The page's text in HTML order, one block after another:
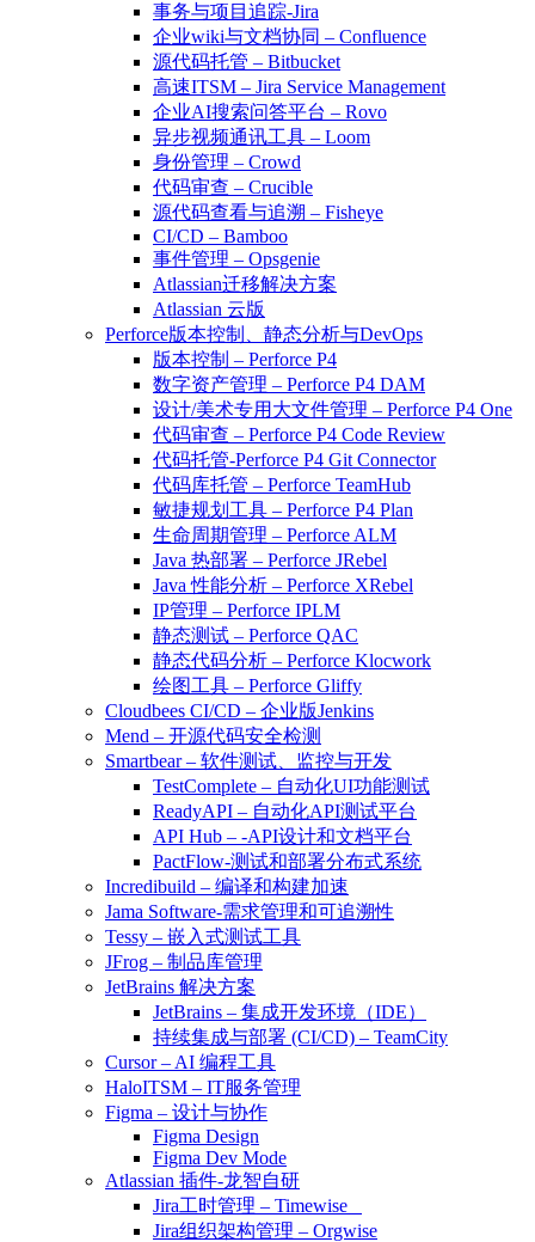
事务与项目追踪-Jira
企业wiki与文档协同 – Confluence
源代码托管 – Bitbucket
高速ITSM – Jira Service Management
企业AI搜索问答平台 – Rovo
异步视频通讯工具 – Loom
身份管理 – Crowd
代码审查 – Crucible
源代码查看与追溯 – Fisheye
CI/CD – Bamboo
事件管理 – Opsgenie
Atlassian迁移解决方案
Atlassian 云版
Perforce版本控制、静态分析与DevOps
版本控制 – Perforce P4
数字资产管理 – Perforce P4 DAM
设计/美术专用大文件管理 – Perforce P4 One
代码审查 – Perforce P4 Code Review
代码托管-Perforce P4 Git Connector
代码库托管 – Perforce TeamHub
敏捷规划工具 – Perforce P4 Plan
生命周期管理 – Perforce ALM
Java 热部署 – Perforce JRebel
Java 性能分析 – Perforce XRebel
IP管理 – Perforce IPLM
静态测试 – Perforce QAC
静态代码分析 – Perforce Klocwork
绘图工具 – Perforce Gliffy
Cloudbees CI/CD – 企业版Jenkins
Mend – 开源代码安全检测
Smartbear – 软件测试、监控与开发
TestComplete – 自动化UI功能测试
ReadyAPI – 自动化API测试平台
API Hub – -API设计和文档平台
PactFlow-测试和部署分布式系统
Incredibuild – 编译和构建加速
Jama Software-需求管理和可追溯性
Tessy – 嵌入式测试工具
JFrog – 制品库管理
JetBrains 解决方案
JetBrains – 集成开发环境（IDE）
持续集成与部署 (CI/CD) – TeamCity
Cursor – AI 编程工具
HaloITSM – IT服务管理
Figma – 设计与协作
Figma Design
Figma Dev Mode
Atlassian 插件-龙智自研
Jira工时管理 – Timewise
Jira组织架构管理 – Orgwise